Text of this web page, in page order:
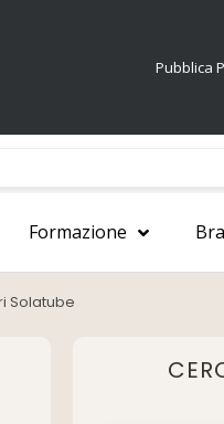
Pubblica
Formazione
Solatube